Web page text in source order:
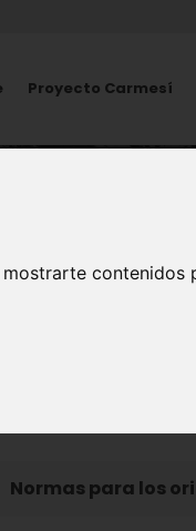
contenidos
Proyecto Carmesí
Normas para los